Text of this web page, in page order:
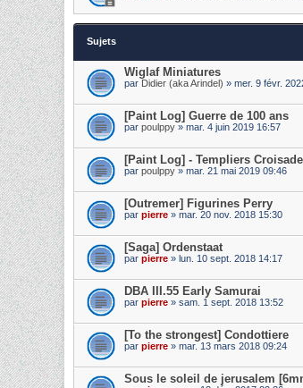
Sujets
Wiglaf Miniatures
par Didier (aka Arindel) » mer. 9 févr.
[Paint Log] Guerre de 100 ans
par poulppy » mar. 4 juin 2019 16:57
[Paint Log] - Templiers
par poulppy » mar. 21 mai 2019 09:46
[Outremer] Figurines Perry
par pierre » mar. 20 nov. 2018 15:30
[Saga] Ordenstaat
par pierre » lun. 10 sept. 2018 14:17
DBA III.55 Early Samurai
par pierre » sam. 1 sept. 2018 13:52
[To the strongest] Condottiere
par pierre » mar. 13 mars 2018 09:24
Sous le soleil de jerusalem